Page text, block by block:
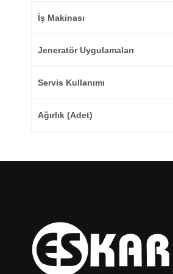
İş Makinası
Jeneratör Uygulamaları
Servis Kullanımı
Ağırlık (Adet)